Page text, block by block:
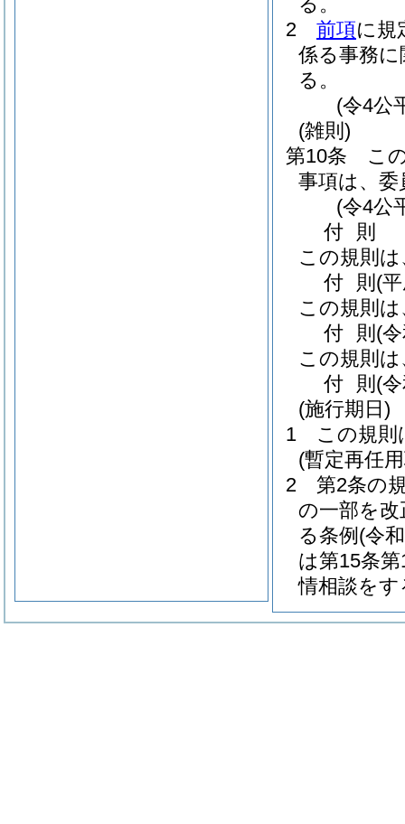
2
前項に規
係る事務
る。
(令4公
(雑則)
第10条
こ
事項は、
(令4公
付 則
この規則
付 則 (
この規則
付 則 (
この規則
付 則 (
(施行期日)
1
この規則
(暫定再任
2
第2条の
の一部を
る条例 (令
は第15条
情相談を